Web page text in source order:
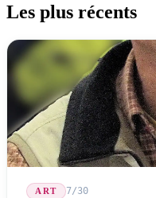
Les plus récents
ART 7/30